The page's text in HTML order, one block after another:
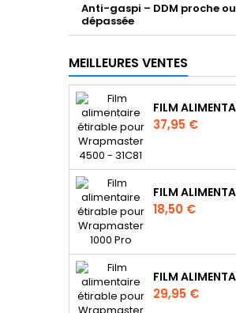
Anti-gaspi – DDM proche ou
dépassée
MEILLEURES VENTES
Prix
37,95 €
Prix
18,50 €
Prix
29,95 €